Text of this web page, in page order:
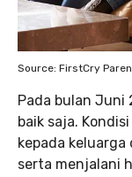
Source: FirstCry
Pada bulan Juni
baik saja.
kepada
serta menjalani